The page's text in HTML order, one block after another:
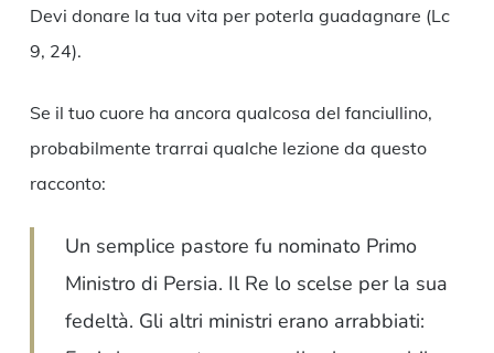
Devi donare la tua vita per poterla guadagnare (Lc
9, 24).
Se il tuo cuore ha ancora qualcosa del fanciullino,
probabilmente trarrai qualche lezione da questo
racconto:
Un semplice pastore fu nominato Primo
Ministro di Persia. Il Re lo scelse per la sua
fedeltà. Gli altri ministri erano arrabbiati: